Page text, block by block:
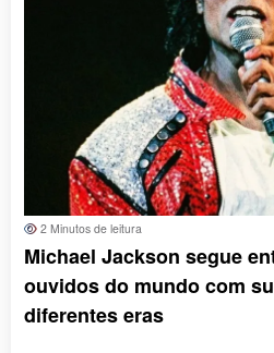
2 Minutos de leitura
Michael Jackson segue
ouvidos do mundo com
diferentes eras